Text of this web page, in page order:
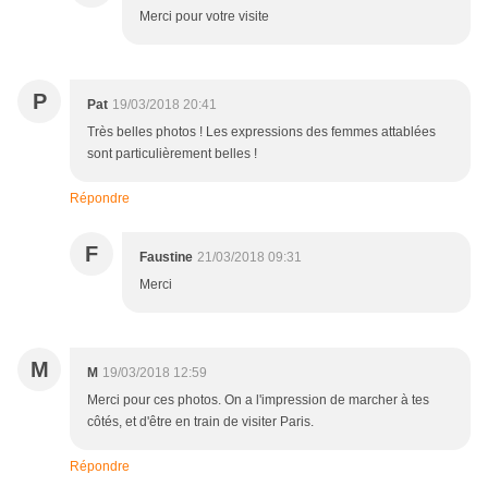
Merci pour votre visite
P Pat 19/03/2018 20:41
Très belles photos ! Les expressions des femmes attablées
sont particulièrement belles !
Répondre
F Faustine 21/03/2018 09:31
Merci
M M 19/03/2018 12:59
Merci pour ces photos. On a l'impression de marcher à tes
côtés, et d'être en train de visiter Paris.
Répondre